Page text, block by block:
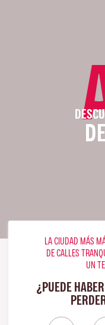
LA CIUDAD MÁS
DE CALLES
UN
¿PUEDE